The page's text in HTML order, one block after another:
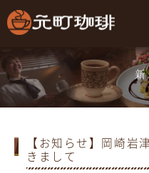
【お知らせ】岡崎岩
きまして